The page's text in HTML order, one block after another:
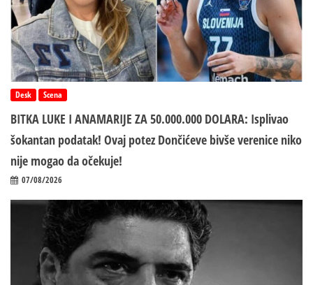
Desk Scena
BITKA LUKE I ANAMARIJE ZA 50.000.000 DOLARA: Isplivao
šokantan podatak! Ovaj potez Dončićeve bivše verenice niko
nije mogao da očekuje!
07/08/2026